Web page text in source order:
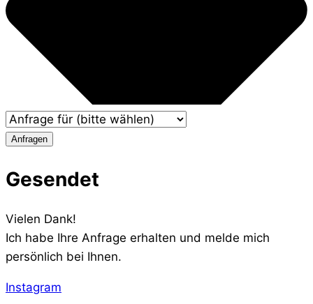
Anfragen
Gesendet
Vielen Dank!
Ich habe Ihre Anfrage erhalten und melde mich
persönlich bei Ihnen.
Instagram